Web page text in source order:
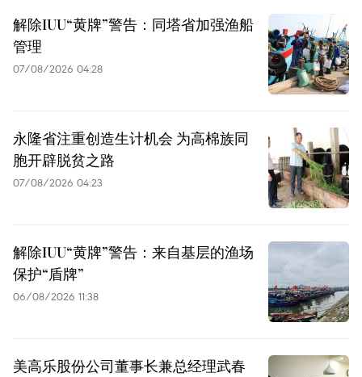
解除IUU“黄牌”警告：同塔省加强渔船
管理
07/08/2026 04:28
永隆省注重创造生计机会 为高棉族同
胞开辟脱贫之路
07/08/2026 04:23
解除IUU“黄牌”警告：来自基层的渔场
保护“盾牌”
06/08/2026 11:38
美高乐股份公司董事长兼总经理武春